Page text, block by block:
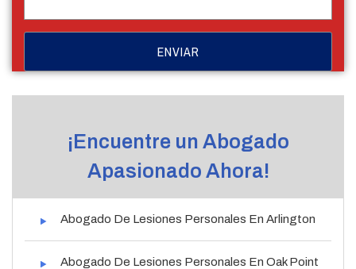
¡Encuentre un Abogado
Apasionado Ahora!
Abogado De Lesiones Personales En Arlington
Abogado De Lesiones Personales En Oak Point